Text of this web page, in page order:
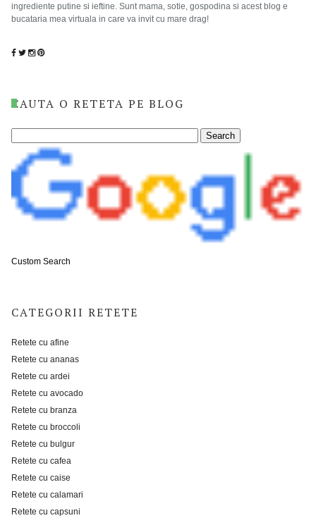
ingrediente putine si ieftine. Sunt mama, sotie, gospodina si acest blog e
bucataria mea virtuala in care va invit cu mare drag!
CAUTA O RETETA PE BLOG
Custom Search
CATEGORII RETETE
Retete cu afine
Retete cu ananas
Retete cu ardei
Retete cu avocado
Retete cu branza
Retete cu broccoli
Retete cu bulgur
Retete cu cafea
Retete cu caise
Retete cu calamari
Retete cu capsuni